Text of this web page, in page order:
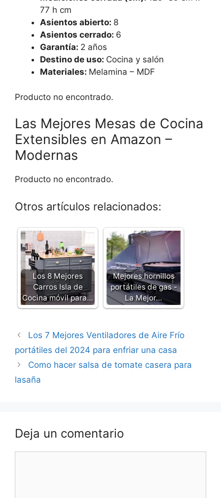
77 h cm
Asientos abierto: 8
Asientos cerrado: 6
Garantía: 2 años
Destino de uso: Cocina y salón
Materiales: Melamina – MDF
Producto no encontrado.
Las Mejores Mesas de Cocina
Extensibles en Amazon –
Modernas
Producto no encontrado.
Otros artículos relacionados:
Los 8 Mejores
Carros Isla de
Cocina móvil para…
Mejores hornillos
portátiles de gas -
La Mejor…
Los 7 Mejores Ventiladores de Aire Frío
portátiles del 2024 para enfriar una casa
Como hacer salsa de tomate casera para
lasaña
Deja un comentario